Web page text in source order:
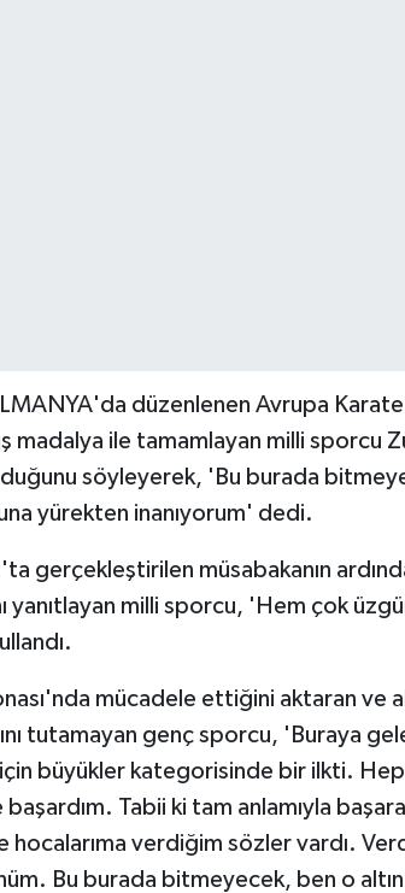
düzenlenen Avrupa Karate
madalya ile tamamlayan milli sporcu
söyleyerek, 'Bu burada
yürekten inanıyorum' dedi.
gerçekleştirilen müsabakanın
yanıtlayan milli sporcu, 'Hem çok
mücadele ettiğini aktaran ve
tutamayan genç sporcu, 'Buraya
büyükler kategorisinde bir ilkti. Hep
Tabii ki tam anlamıyla
hocalarıma verdiğim sözler vardı.
Bu burada bitmeyecek, ben o altın